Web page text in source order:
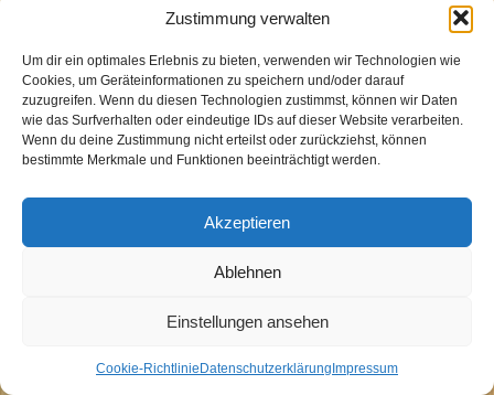
Zustimmung verwalten
Um dir ein optimales Erlebnis zu bieten, verwenden wir Technologien wie
Cookies, um Geräteinformationen zu speichern und/oder darauf
zuzugreifen. Wenn du diesen Technologien zustimmst, können wir Daten
wie das Surfverhalten oder eindeutige IDs auf dieser Website verarbeiten.
Wenn du deine Zustimmung nicht erteilst oder zurückziehst, können
bestimmte Merkmale und Funktionen beeinträchtigt werden.
Akzeptieren
Ablehnen
Einstellungen ansehen
Cookie-Richtlinie Datenschutzerklärung Impressum
BdP Stamm Sirius Köln
Kontakt
Impressum